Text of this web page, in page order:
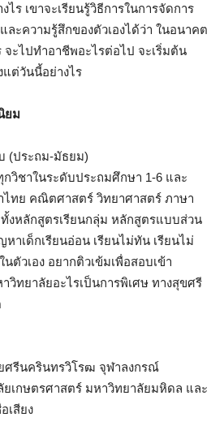
ไร เขาจะเรียนรู้วิธีการในการจัดการ
ะความรู้สึกของตัวเองได้ว่า ในอนาคต
จะไปทำอาชีพอะไรต่อไป จะเริ่มต้น
แต่วันนี้อย่างไร
ยม
(ประถม-มัธยม)
วิชาในระดับประถมศึกษา 1-6 และ
ไทย คณิตศาสตร์ วิทยาศาสตร์ ภาษา
งหลักสูตรเรียนกลุ่ม หลักสูตรแบบส่วน
าเด็กเรียนอ่อน เรียนไม่ทัน เรียนไม่
ตัวเอง อยากติวเข้มเพื่อสอบเข้า
วิทยาลัยอะไรเป็นการพิเศษ ทางสุขศรี
ศรีนครินทรวิโรฒ จุฬาลงกรณ์
เกษตรศาสตร์ มหาวิทยาลัยมหิดล และ
เสียง